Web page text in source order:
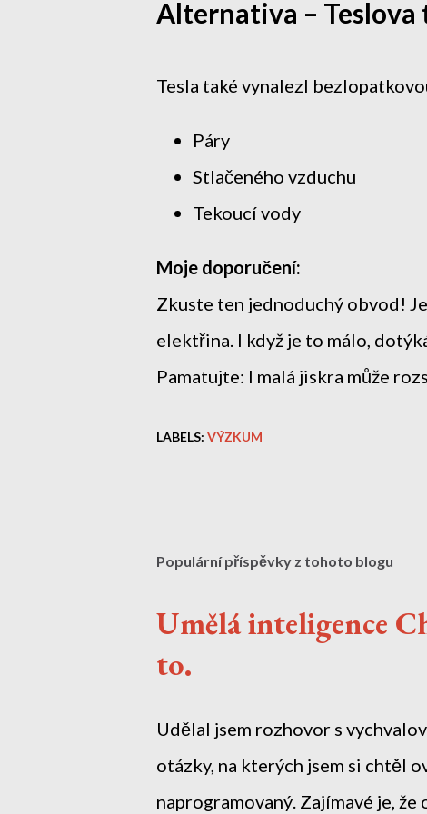
Alternativa – Teslova
Tesla také vynalezl
Páry
Stlačeného vzduchu
Tekoucí vody
Moje doporučení:
Zkuste ten jednoduchý obvod!
elektřina. I když je to málo,
Pamatujte: I malá jiskra může
LABELS: VÝZKUM
Populární příspěvky z tohoto blogu
Umělá inteligence
to.
Udělal jsem rozhovor s
otázky, na kterých jsem si chtěl
naprogramovaný. Zajímavé je,